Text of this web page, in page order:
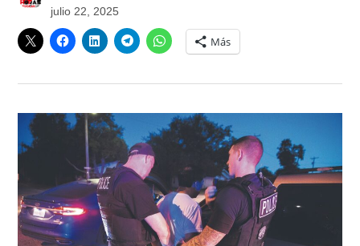
julio 22, 2025
Más